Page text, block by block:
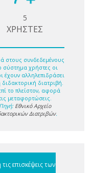
5
ΧΡΗΣΤΕΣ
στους συνδεδεμένους
σύστημα χρήστες οι
έχουν αλληλεπιδράσει
διδακτορική διατριβή.
το πλείστον, αφορά
μεταφορτώσεις.
Πηγή: Εθνικό Αρχείο
Διατριβών.
επισκέψεις των